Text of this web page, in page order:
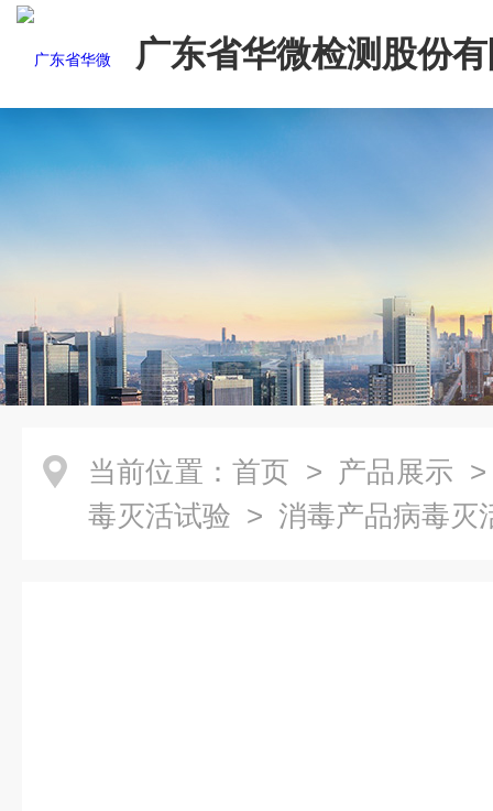
广东省华微检测股份
当前位置： 首页 > 产品展示
毒灭活试验 > 消毒产品病毒灭